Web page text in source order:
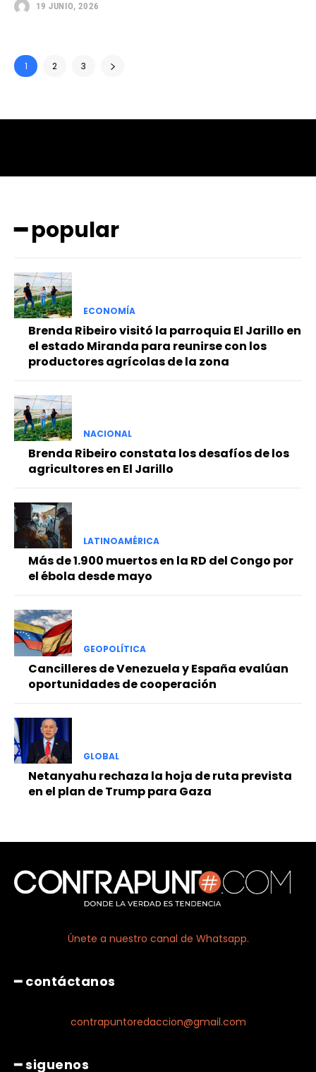
19 JUNIO, 2026
1 2 3
━ popular
ECONOMÍA
Brenda Ribeiro visitó la parroquia El Jarillo en
el estado Miranda para reunirse con los
productores agrícolas de la zona
NACIONAL
Brenda Ribeiro constata los desafíos de los
agricultores en El Jarillo
LATINOAMÉRICA
Más de 1.900 muertos en la RD del Congo por
el ébola desde mayo
GEOPOLÍTICA
Cancilleres de Venezuela y España evalúan
oportunidades de cooperación
GLOBAL
Netanyahu rechaza la hoja de ruta prevista
en el plan de Trump para Gaza
Únete a nuestro canal de Whatsapp.
━ contáctanos
contrapuntoredaccion@gmail.com
━ siguenos